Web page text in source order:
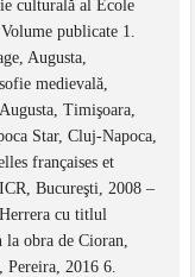
culturală al Ecole
publicate 1.
Augusta,
medievală,
Timişoara,
Star, Cluj-Napoca,
françaises et
Bucureşti, 2008 –
cu titlul
la obra de Cioran,
2016 6.